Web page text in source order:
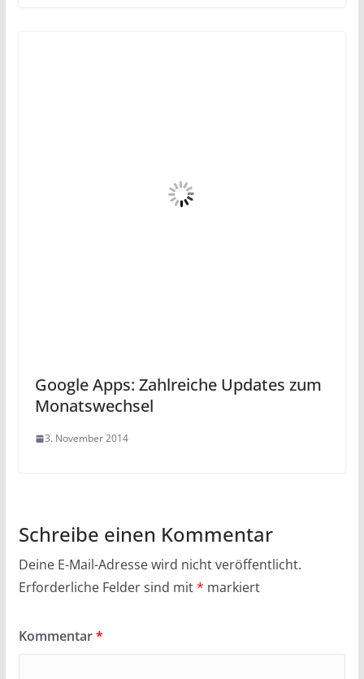
Google Apps: Zahlreiche Updates zum
Monatswechsel
3. November 2014
Schreibe einen Kommentar
Deine E-Mail-Adresse wird nicht veröffentlicht.
Erforderliche Felder sind mit* markiert
Kommentar*